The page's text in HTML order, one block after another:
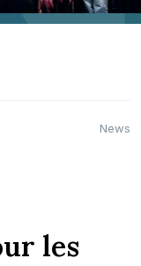
News
les